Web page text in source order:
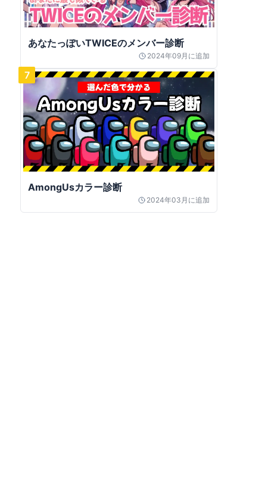
あなたっぽいTWICEのメンバー診断
2024年09月 に追加
7
AmongUsカラー診断
2024年03月 に追加